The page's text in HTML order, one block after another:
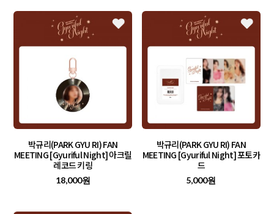
박규리(PARK GYU RI) FAN
MEETING [Gyuriful Night] 아크릴
레코드 키링
18,000원
박규리(PARK GYU RI) FAN
MEETING [Gyuriful Night] 포토카
드
5,000원